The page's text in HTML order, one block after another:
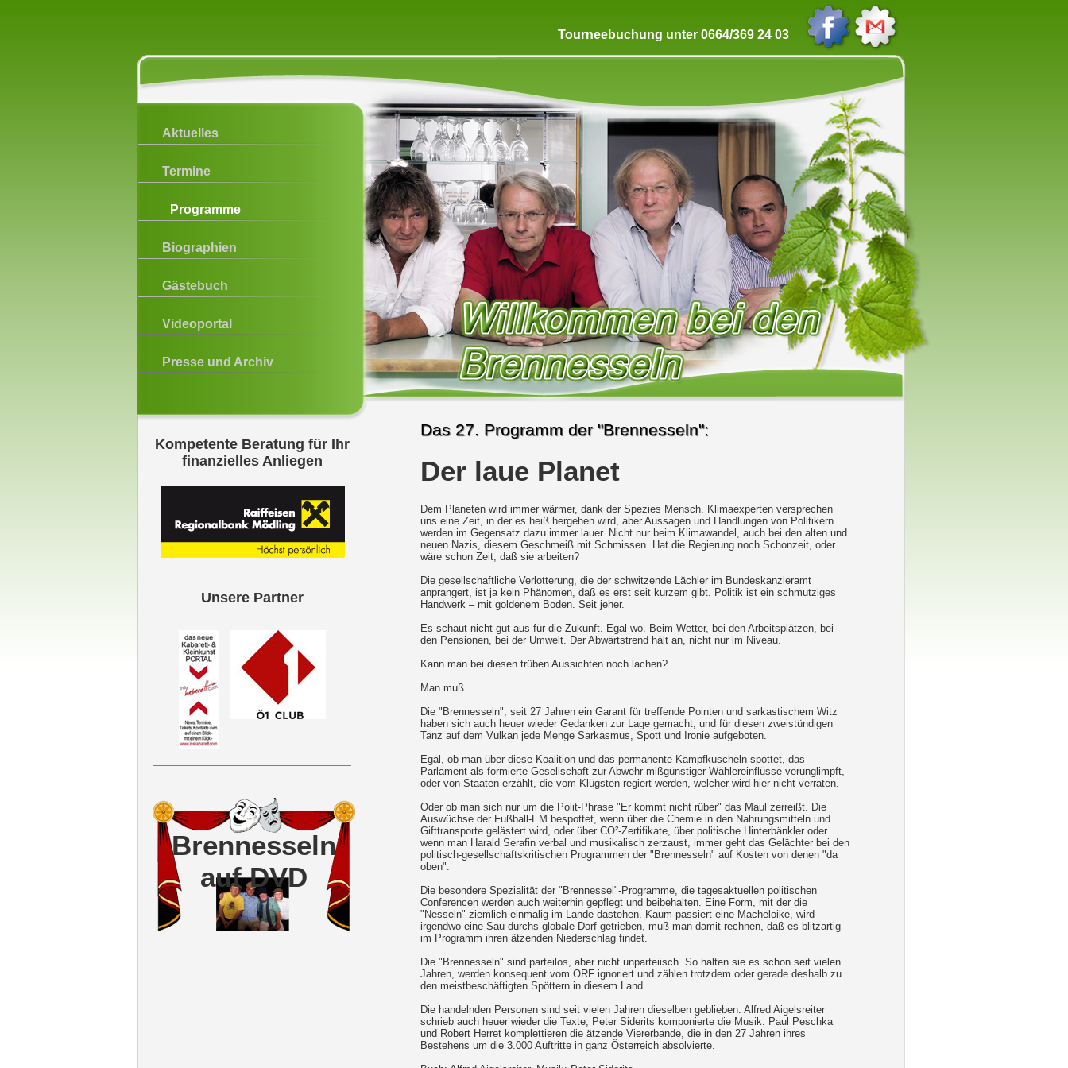
Tourneebuchung unter 0664/369 24 03
Aktuelles
Termine
Programme
Biographien
Gästebuch
Videoportal
Presse und Archiv
Kompetente Beratung für Ihr
finanzielles Anliegen
Unsere Partner
Brennesseln
auf DVD
Das 27. Programm der "Brennesseln":
Der laue Planet
Dem Planeten wird immer wärmer, dank der Spezies Mensch. Klimaexperten versprechen
uns eine Zeit, in der es heiß hergehen wird, aber Aussagen und Handlungen von Politikern
werden im Gegensatz dazu immer lauer. Nicht nur beim Klimawandel, auch bei den alten und
neuen Nazis, diesem Geschmeiß mit Schmissen. Hat die Regierung noch Schonzeit, oder
wäre schon Zeit, daß sie arbeiten?
Die gesellschaftliche Verlotterung, die der schwitzende Lächler im Bundeskanzleramt
anprangert, ist ja kein Phänomen, daß es erst seit kurzem gibt. Politik ist ein schmutziges
Handwerk – mit goldenem Boden. Seit jeher.
Es schaut nicht gut aus für die Zukunft. Egal wo. Beim Wetter, bei den Arbeitsplätzen, bei
den Pensionen, bei der Umwelt. Der Abwärtstrend hält an, nicht nur im Niveau.
Kann man bei diesen trüben Aussichten noch lachen?
Man muß.
Die "Brennesseln", seit 27 Jahren ein Garant für treffende Pointen und sarkastischem Witz
haben sich auch heuer wieder Gedanken zur Lage gemacht, und für diesen zweistündigen
Tanz auf dem Vulkan jede Menge Sarkasmus, Spott und Ironie aufgeboten.
Egal, ob man über diese Koalition und das permanente Kampfkuscheln spottet, das
Parlament als formierte Gesellschaft zur Abwehr mißgünstiger Wählereinflüsse verunglimpft,
oder von Staaten erzählt, die vom Klügsten regiert werden, welcher wird hier nicht verraten.
Oder ob man sich nur um die Polit-Phrase "Er kommt nicht rüber" das Maul zerreißt. Die
Auswüchse der Fußball-EM bespottet, wenn über die Chemie in den Nahrungsmitteln und
Gifttransporte gelästert wird, oder über CO²-Zertifikate, über politische Hinterbänkler oder
wenn man Harald Serafin verbal und musikalisch zerzaust, immer geht das Gelächter bei den
politisch-gesellschaftskritischen Programmen der "Brennesseln" auf Kosten von denen "da
oben".
Die besondere Spezialität der "Brennessel"-Programme, die tagesaktuellen politischen
Conferencen werden auch weiterhin gepflegt und beibehalten. Eine Form, mit der die
"Nesseln" ziemlich einmalig im Lande dastehen. Kaum passiert eine Macheloike, wird
irgendwo eine Sau durchs globale Dorf getrieben, muß man damit rechnen, daß es blitzartig
im Programm ihren ätzenden Niederschlag findet.
Die "Brennesseln" sind parteilos, aber nicht unparteiisch. So halten sie es schon seit vielen
Jahren, werden konsequent vom ORF ignoriert und zählen trotzdem oder gerade deshalb zu
den meistbeschäftigten Spöttern in diesem Land.
Die handelnden Personen sind seit vielen Jahren dieselben geblieben: Alfred Aigelsreiter
schrieb auch heuer wieder die Texte, Peter Siderits komponierte die Musik. Paul Peschka
und Robert Herret komplettieren die ätzende Viererbande, die in den 27 Jahren ihres
Bestehens um die 3.000 Auftritte in ganz Österreich absolvierte.